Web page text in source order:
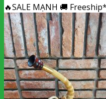
🔥SALE MẠNH 🚚 Freeship*